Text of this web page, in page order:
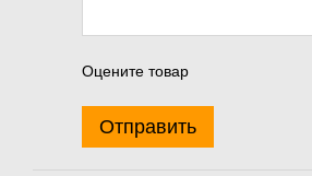
Оцените товар
Отправить